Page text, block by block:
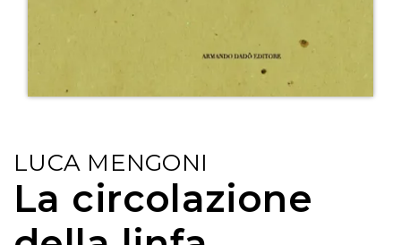
LUCA MENGONI
La circolazione